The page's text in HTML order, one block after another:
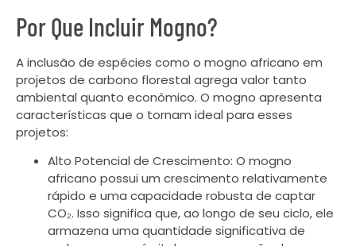
Por Que Incluir Mogno?
A inclusão de espécies como o mogno africano em
projetos de carbono florestal agrega valor tanto
ambiental quanto econômico. O mogno apresenta
características que o tornam ideal para esses
projetos:
Alto Potencial de Crescimento: O mogno
africano possui um crescimento relativamente
rápido e uma capacidade robusta de captar
CO₂. Isso significa que, ao longo de seu ciclo, ele
armazena uma quantidade significativa de